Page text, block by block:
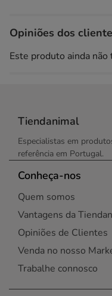
Opiniões dos
Este produto ainda
Tiendanimal
Especialistas em
referência em Portugal.
Conheça-nos
Quem somos
Vantagens da
Opiniões de Clientes
Venda no nosso
Trabalhe connosco